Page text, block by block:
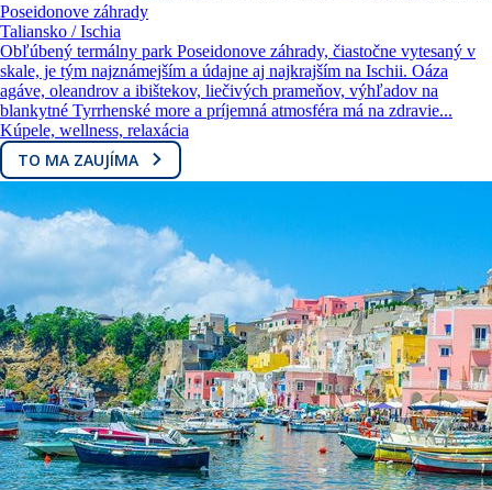
Poseidonove záhrady
Taliansko / Ischia
Obľúbený termálny park Poseidonove záhrady, čiastočne vytesaný v
skale, je tým najznámejším a údajne aj najkrajším na Ischii. Oáza
agáve, oleandrov a ibištekov, liečivých prameňov, výhľadov na
blankytné Tyrrhenské more a príjemná atmosféra má na zdravie...
Kúpele, wellness, relaxácia
TO MA ZAUJÍMA